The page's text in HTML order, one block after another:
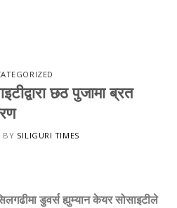
छठ पुजामा ब्रत
BY SILIGURI TIMES
डुवर्स ह्युम्यान केयर सोसाइटीले